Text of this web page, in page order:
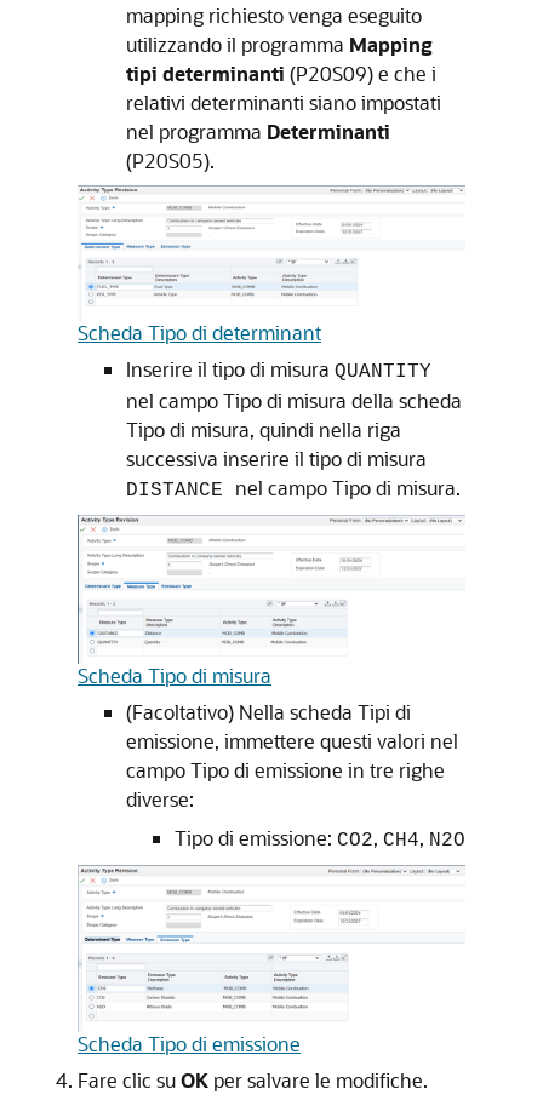
mapping richiesto venga eseguito
utilizzando il programma Mapping
tipi determinanti (P20S09) e che i
relativi determinanti siano impostati
nel programma Determinanti
(P20S05).
Scheda Tipo di determinant
Inserire il tipo di misura QUANTITY
nel campo Tipo di misura della scheda
Tipo di misura, quindi nella riga
successiva inserire il tipo di misura
DISTANCE nel campo Tipo di misura.
Scheda Tipo di misura
(Facoltativo) Nella scheda Tipi di
emissione, immettere questi valori nel
campo Tipo di emissione in tre righe
diverse:
Tipo di emissione: CO2, CH4, N2O
Scheda Tipo di emissione
Fare clic suOK per salvare le modifiche.